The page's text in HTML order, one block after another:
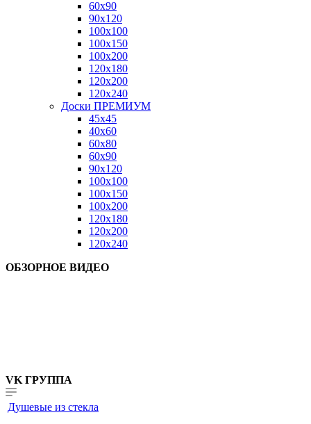
60x90
90x120
100x100
100x150
100x200
120x180
120x200
120x240
Доски ПРЕМИУМ
45x45
40x60
60x80
60x90
90x120
100x100
100x150
100x200
120x180
120x200
120x240
ОБЗОРНОЕ ВИДЕО
VK ГРУППА
Душевые из стекла